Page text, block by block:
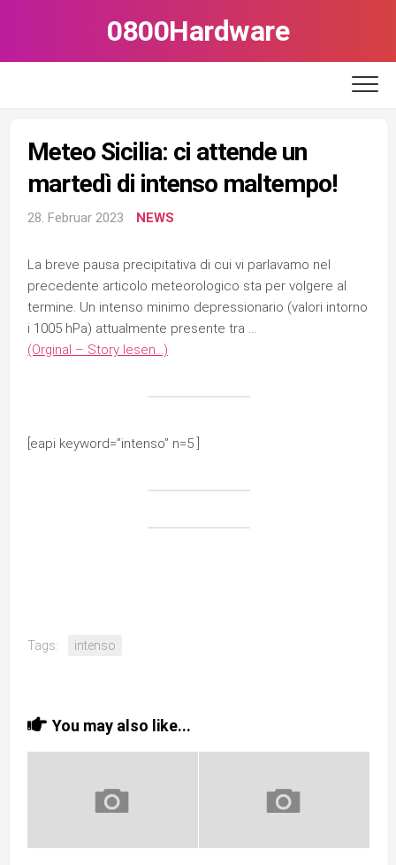
0800Hardware
Meteo Sicilia: ci attende un
martedì di intenso maltempo!
28. Februar 2023 NEWS
La breve pausa precipitativa di cui vi parlavamo nel
precedente articolo meteorologico sta per volgere al
termine. Un intenso minimo depressionario (valori intorno
i 1005 hPa) attualmente presente tra …
(Orginal – Story lesen…)
[eapi keyword=”intenso” n=5 ]
Tags: intenso
You may also like...